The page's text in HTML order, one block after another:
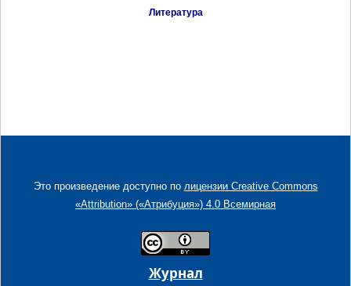
Литература
Это произведение доступно по лицензии Creative Commons
«Attribution» («Атрибуция») 4.0 Всемирная
Журнал